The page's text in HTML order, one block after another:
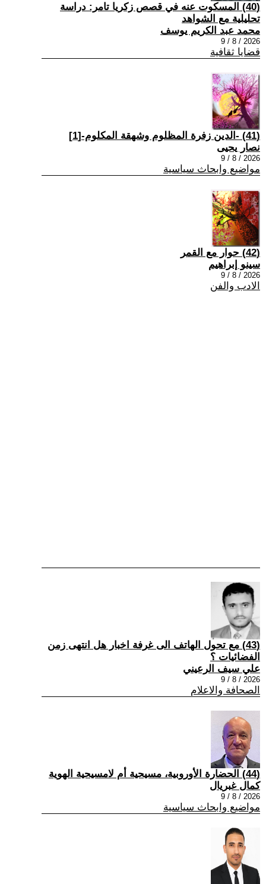
(40) المسكوت عنه في قصص زكريا تامر: دراسة
تحليلية مع الشواهد
محمد عبد الكريم يوسف
2026 / 8 / 9
قضايا ثقافية
(41) -الدين زفرة المظلوم وشهقة المكلوم-[1]
نصار يحيى
2026 / 8 / 9
مواضيع وابحاث سياسية
(42) حوار مع القمر
سينو إبراهيم
2026 / 8 / 9
الادب والفن
(43) مع تحول الهاتف الى غرفة اخبار هل انتهى زمن
الفضائيات ؟
علي سيف الرعيني
2026 / 8 / 9
الصحافة والاعلام
(44) الحضارة الأوروبية، مسيحية أم لامسيحية الهوية
كمال غبريال
2026 / 8 / 9
مواضيع وابحاث سياسية